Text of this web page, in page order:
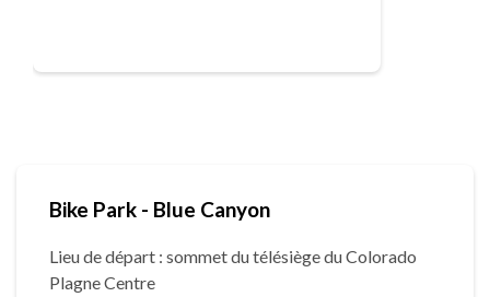
Bike Park - Blue Canyon
Lieu de départ : sommet du télésiège du Colorado
Plagne Centre